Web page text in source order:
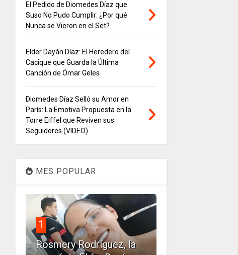
El Pedido de Diomedes Díaz que
Suso No Pudo Cumplir: ¿Por qué
Nunca se Vieron en el Set?
Elder Dayán Díaz: El Heredero del
Cacique que Guarda la Última
Canción de Ómar Geles
Diomedes Díaz Selló su Amor en
París: La Emotiva Propuesta en la
Torre Eiffel que Reviven sus
Seguidores (VIDEO)
MES POPULAR
1
Rosmery Rodríguez, la